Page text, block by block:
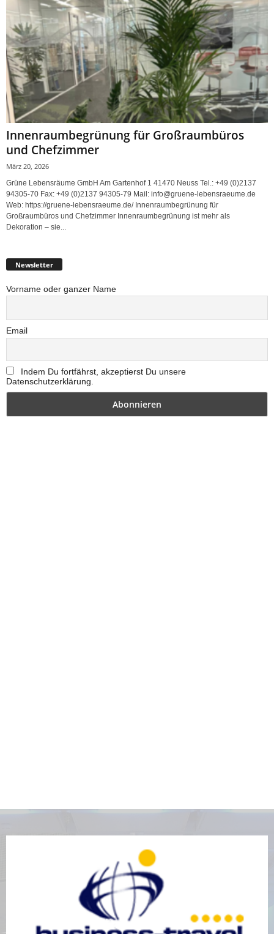
Innenraumbegrünung für Großraumbüros
und Chefzimmer
März 20, 2026
Grüne Lebensräume GmbH Am Gartenhof 1 41470 Neuss Tel.: +49 (0)2137
94305-70 Fax: +49 (0)2137 94305-79 Mail: info@gruene-lebensraeume.de
Web: https://gruene-lebensraeume.de/ Innenraumbegrünung für
Großraumbüros und Chefzimmer Innenraumbegrünung ist mehr als
Dekoration – sie...
Newsletter
Vorname oder ganzer Name
Email
Indem Du fortfährst, akzeptierst Du unsere
Datenschutzerklärung.